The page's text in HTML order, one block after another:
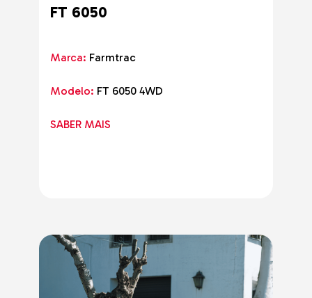
FT 6050
Marca: Farmtrac
Modelo: FT 6050 4WD
SABER MAIS